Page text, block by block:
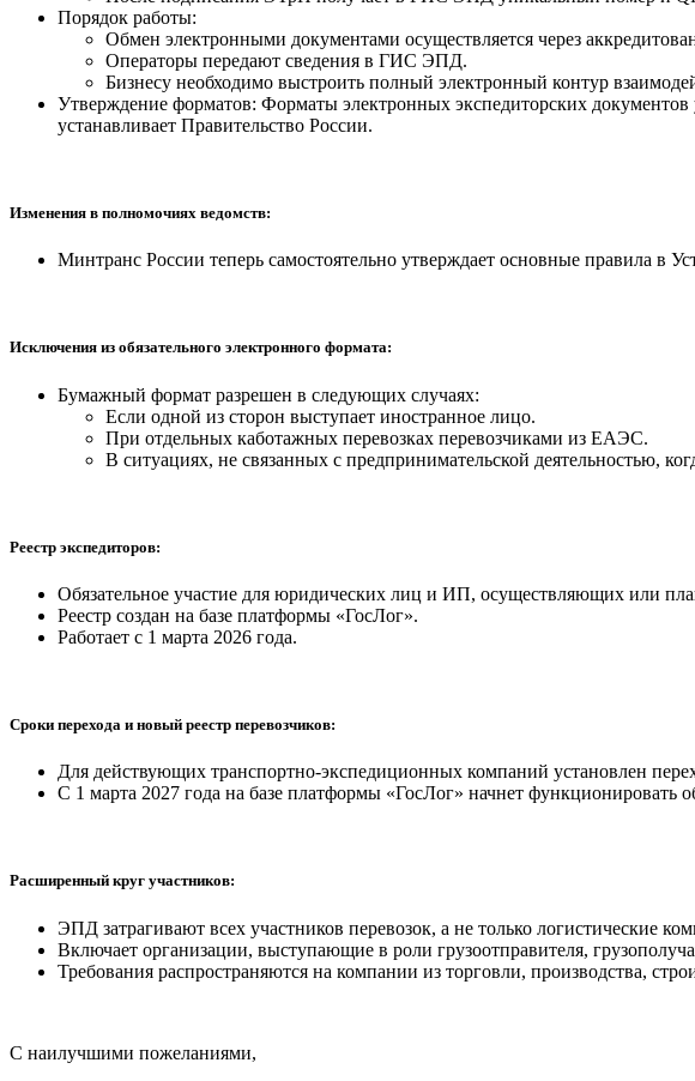
Порядок работы:
Обмен электронными документами осуществляется через
Операторы передают сведения в ГИС ЭПД.
Бизнесу необходимо выстроить полный электронный контур
Утверждение форматов: Форматы электронных экспедиторских
устанавливает Правительство России.
Изменения в полномочиях ведомств:
Минтранс России теперь самостоятельно утверждает основные правила в
Исключения из обязательного электронного формата:
Бумажный формат разрешен в следующих случаях:
Если одной из сторон выступает иностранное лицо.
При отдельных каботажных перевозках перевозчиками из ЕАЭС.
В ситуациях, не связанных с предпринимательской деятельностью,
Реестр экспедиторов:
Обязательное участие для юридических лиц и ИП, осуществляющих или
Реестр создан на базе платформы «ГосЛог».
Работает с 1 марта 2026 года.
Сроки перехода и новый реестр перевозчиков:
Для действующих транспортно-экспедиционных компаний установлен
С 1 марта 2027 года на базе платформы «ГосЛог» начнет функционировать
Расширенный круг участников:
ЭПД затрагивают всех участников перевозок, а не только логистические
Включает организации, выступающие в роли грузоотправителя,
Требования распространяются на компании из торговли, производства,
С наилучшими пожеланиями,